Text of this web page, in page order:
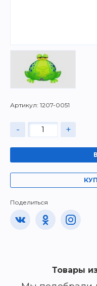
Артикул: 1207-0051
- +
Поделиться
Товары